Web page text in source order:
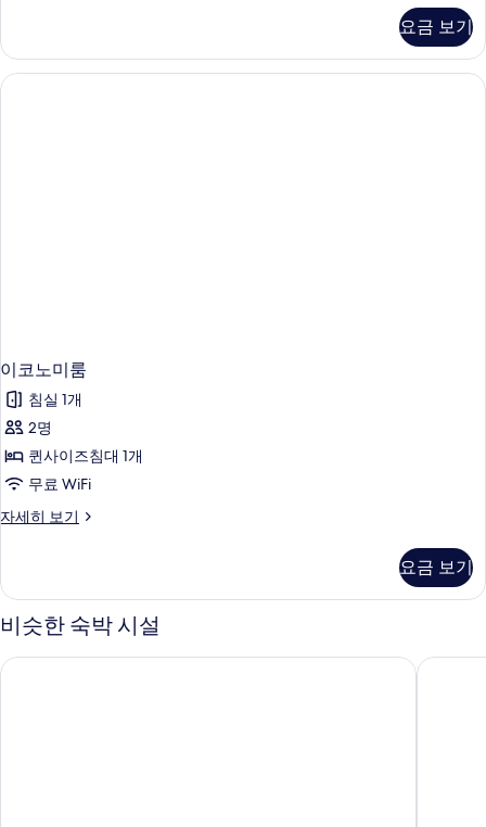
식
욕
스
위
트,
요금 보기
이코노미룸
침실 1개
2명
퀸사이즈침대 1개
무료 WiFi
자세히 보기
이
룸
자
세
보
요금 보기
비슷한 숙박 시설
호텔 & 스위트 몬테크리스토 레포텔